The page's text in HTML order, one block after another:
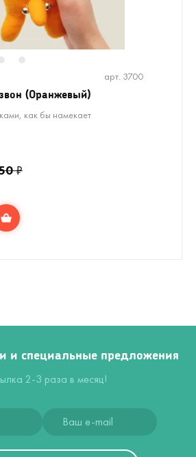
арт. 3700
(Оранжевый)
как бы намекает
₽
и специальные предложения
2-3 раза в месяц!